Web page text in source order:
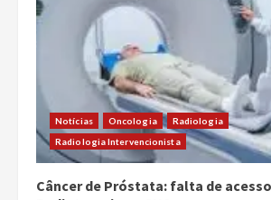
Notícias Oncologia
Radiologia
Radiologia Intervencionista
Câncer de Próstata: falta de